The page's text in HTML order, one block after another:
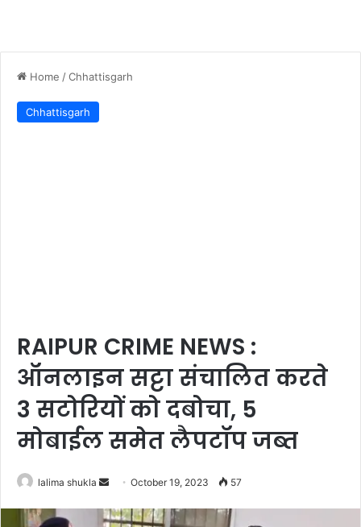
Home /Chhattisgarh
Chhattisgarh
RAIPUR CRIME NEWS :
ऑनलाइन सट्टा संचालित करते
3 सटोरियों को दबोचा, 5
मोबाईल समेत लैपटॉप जब्त
lalima shukla
Send
email
October 19, 2023 57